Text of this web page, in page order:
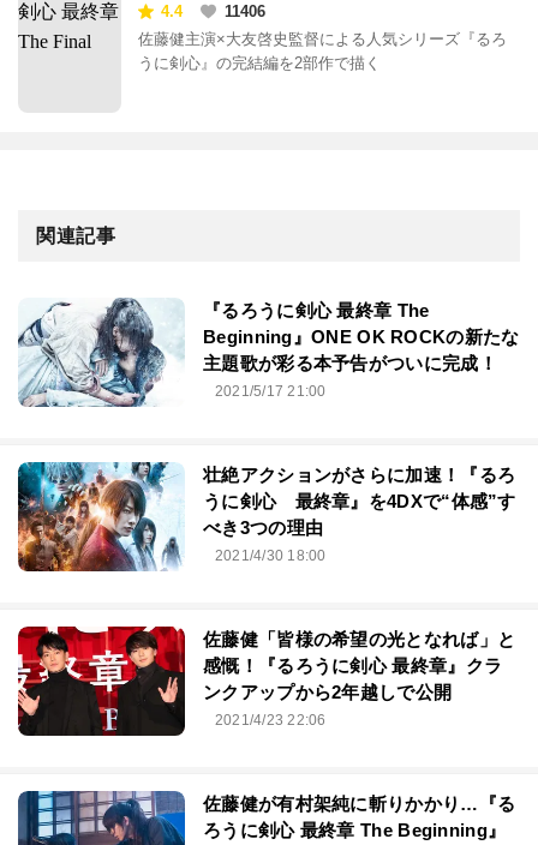
4.4
11406
佐藤健主演×大友啓史監督による人気シリーズ『るろ
うに剣心』の完結編を2部作で描く
関連記事
『るろうに剣心 最終章 The
Beginning』ONE OK ROCKの新たな
主題歌が彩る本予告がついに完成！
2021/5/17 21:00
壮絶アクションがさらに加速！『るろ
うに剣心 最終章』を4DXで“体感”す
べき3つの理由
2021/4/30 18:00
佐藤健「皆様の希望の光となれば」と
感慨！『るろうに剣心 最終章』クラ
ンクアップから2年越しで公開
2021/4/23 22:06
佐藤健が有村架純に斬りかかり…『る
ろうに剣心 最終章 The Beginning』